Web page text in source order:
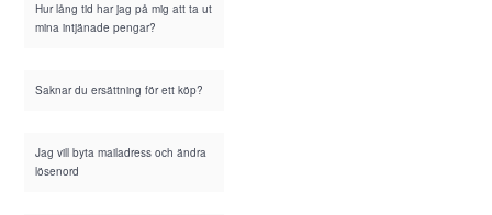
Hur lång tid har jag på mig att ta ut
mina intjänade pengar?
Saknar du ersättning för ett köp?
Jag vill byta mailadress och ändra
lösenord